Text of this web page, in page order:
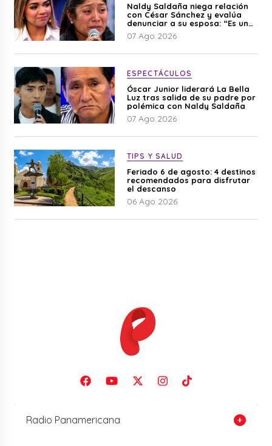
Naldy Saldaña niega relación
con César Sánchez y evalúa
denunciar a su esposa: “Es una
difamación”
07 Ago 2026
ESPECTÁCULOS
Óscar Junior liderará La Bella
Luz tras salida de su padre por
polémica con Naldy Saldaña
07 Ago 2026
TIPS Y SALUD
Feriado 6 de agosto: 4 destinos
recomendados para disfrutar
el descanso
06 Ago 2026
Radio Panamericana